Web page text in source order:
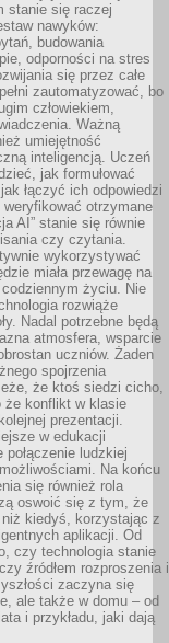
stanie się raczej
nawyków:
budowania
odporności na stres
się przez całe
zautomatyzować, bo
człowiekiem,
Ważną
umiejętność
inteligencją. Uczeń
jak formułować
łączyć ich odpowiedzi
weryfikować otrzymane
AI” stanie się równie
czy czytania.
wykorzystywać
miała przewagę na
życiu. Nie
rozwiąże
Nadal potrzebne będą
atmosfera, wsparcie
uczniów. Żaden
spojrzenia
że ktoś siedzi cicho,
że konflikt w klasie
prezentacji.
w edukacji
połączenie ludzkiej
Na końcu
się również rola
oswoić się z tym, że
kiedyś, korzystając z
aplikacji. Od
czy technologia stanie
źródłem rozproszenia i
zaczyna się
ale także w domu – od
i przykładu, jaki dają